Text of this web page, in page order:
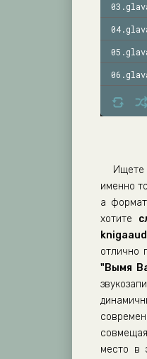
Ищете
именно
а
хотите
отлично
"Вымя
место в